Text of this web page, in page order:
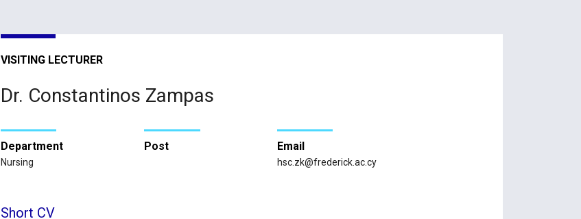
VISITING LECTURER
Dr. Constantinos Zampas
Department
Nursing
Post Email
hsc.zk@frederick.ac.cy
Short CV